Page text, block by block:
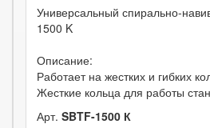
Универсальный спирально-
1500 K
Описание:
Работает на жестких и гибких
Жесткие кольца для работы
Арт. SBTF-1500 К